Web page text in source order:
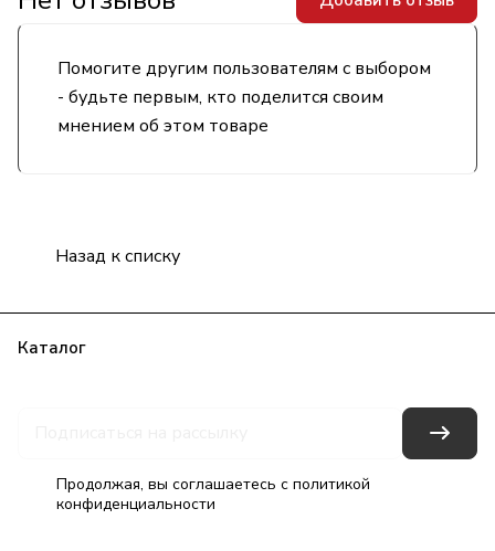
Помогите другим пользователям с выбором
- будьте первым, кто поделится своим
мнением об этом товаре
Назад к списку
Каталог
Продолжая, вы соглашаетесь с политикой
конфиденциальности